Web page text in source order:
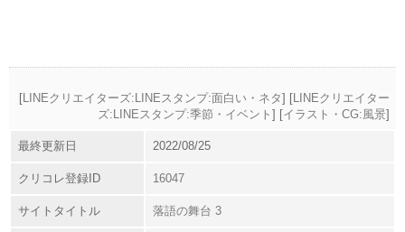
[LINEクリエイターズ:LINEスタンプ:面白い・ネタ] [LINEクリエイター
ズ:LINEスタンプ:季節・イベント ] [イラスト・CG:風景]
最終更新日 2022/08/25
クリコレ登録ID 16047
サイトタイトル 落語の舞台 3